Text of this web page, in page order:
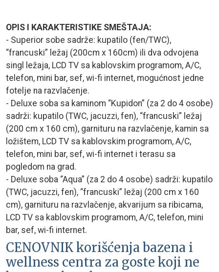
OPIS I KARAKTERISTIKE SMEŠTAJA:
- Superior sobe sadrže: kupatilo (fen/TWC),
“francuski” ležaj (200cm x 160cm) ili dva odvojena
singl ležaja, LCD TV sa kablovskim programom, A/C,
telefon, mini bar, sef, wi-fi internet, mogućnost jedne
fotelje na razvlačenje.
- Deluxe soba sa kaminom “Kupidon” (za 2 do 4 osobe)
sadrži: kupatilo (TWC, jacuzzi, fen), “francuski” ležaj
(200 cm x 160 cm), garnituru na razvlačenje, kamin sa
ložištem, LCD TV sa kablovskim programom, A/C,
telefon, mini bar, sef, wi-fi internet i terasu sa
pogledom na grad.
- Deluxe soba “Aqua” (za 2 do 4 osobe) sadrži: kupatilo
(TWC, jacuzzi, fen), “francuski” ležaj (200 cm x 160
cm), garnituru na razvlačenje, akvarijum sa ribicama,
LCD TV sa kablovskim programom, A/C, telefon, mini
bar, sef, wi-fi internet.
CENOVNIK korišćenja bazena i
wellness centra za goste koji ne